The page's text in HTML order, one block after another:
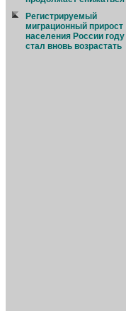
Регистрируемый
миграционный прирост
населения России году
стал вновь возрастать